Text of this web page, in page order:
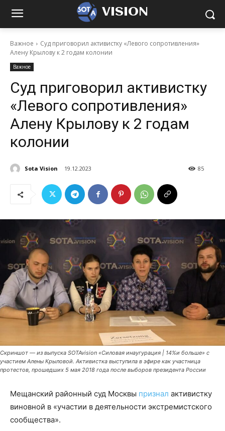
VISION
Важное
Суд приговорил активистку «Левого сопротивления»
Алену Крылову к 2 годам колонии
Важное
Суд приговорил активистку
«Левого сопротивления»
Алену Крылову к 2 годам
колонии
Sota Vision 19.12.2023 85
Скриншот — из выпуска SOTAvision «Силовая инаугурация | 14%и больше» с
участием Алены Крыловой. Активистка выступила в эфире как участница
протестов, прошедших 5 мая 2018 года после выборов президента России
Мещанский районный суд Москвы признал активистку
виновной в «участии в деятельности экстремистского
сообщества».